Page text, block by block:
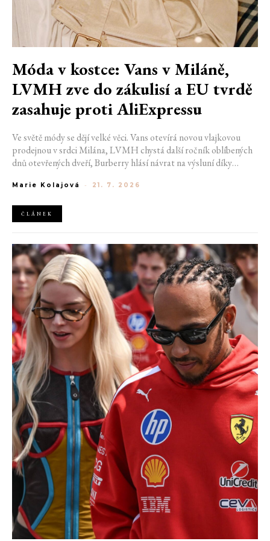
Móda v kostce: Vans v Miláně,
LVMH zve do zákulisí a EU tvrdě
zasahuje proti AliExpressu
Ve světě módy se dějí velké věci. Vans otevírá novou vlajkovou
prodejnou v srdci Milána, LVMH chystá další ročník oblíbených
dnů otevřených dveří, Burberry hlásí návrat na výsluní díky
AliExpress.
Marie Kolajová - 21. 7. 2026
ČLÁNEK